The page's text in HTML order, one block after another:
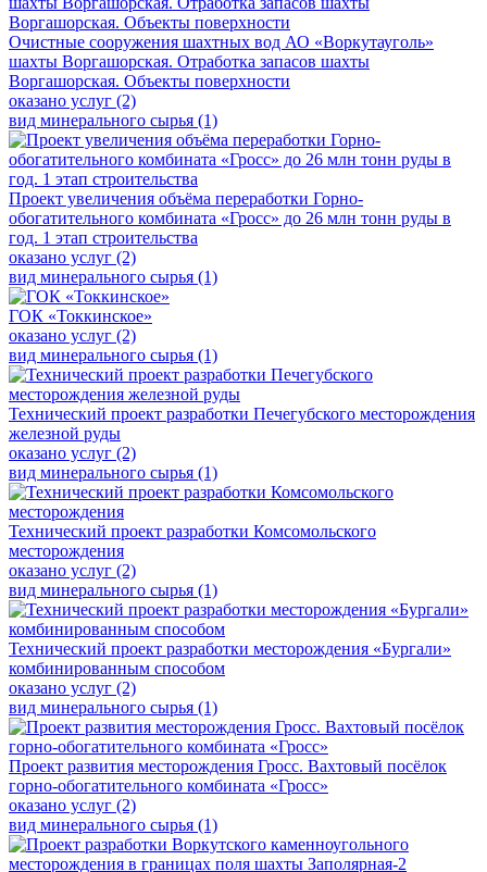
Очистные сооружения шахтных вод АО «Воркутауголь»
шахты Воргашорская. Отработка запасов шахты
Воргашорская. Объекты поверхности
оказано услуг (2)
вид минерального сырья (1)
Проект увеличения объёма переработки Горно-
обогатительного комбината «Гросс» до 26 млн тонн руды в
год. 1 этап строительства
оказано услуг (2)
вид минерального сырья (1)
ГОК «Токкинское»
оказано услуг (2)
вид минерального сырья (1)
Технический проект разработки Печегубского месторождения
железной руды
оказано услуг (2)
вид минерального сырья (1)
Технический проект разработки Комсомольского
месторождения
оказано услуг (2)
вид минерального сырья (1)
Технический проект разработки месторождения «Бургали»
комбинированным способом
оказано услуг (2)
вид минерального сырья (1)
Проект развития месторождения Гросс. Вахтовый посёлок
горно-обогатительного комбината «Гросс»
оказано услуг (2)
вид минерального сырья (1)